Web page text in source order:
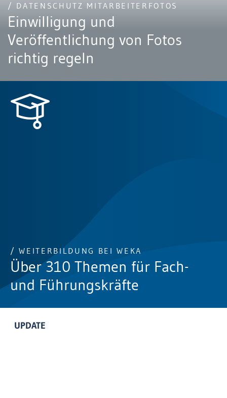
/ DATENSCHUTZ MITARBEITERFOTOS
Einwilligung und
Veröffentlichung von Fotos
richtig regeln
/ WEITERBILDUNG BEI WEKA
Über 310 Themen für Fach-
und Führungskräfte
UPDATE